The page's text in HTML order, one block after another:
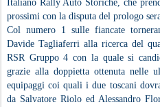
Italiano Rally Auto Storiche, che
prossimi con la disputa del prologo
Col numero 1 sulle fiancate
Davide Tagliaferri alla ricerca del
RSR Gruppo 4 con la quale si
grazie alla doppietta ottenuta nelle
equipaggi coi quali i due toscani
da Salvatore Riolo ed Alessandro